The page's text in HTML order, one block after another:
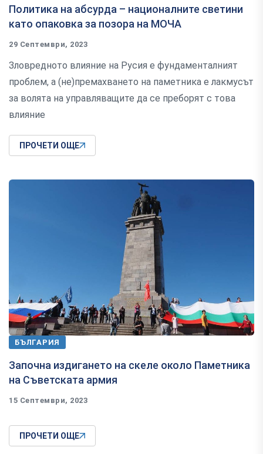
Политика на абсурда – националните светини
като опаковка за позора на МОЧА
29 Септември, 2023
Зловредното влияние на Русия е фундаменталният
проблем, а (не)премахването на паметника е лакмусът
за волята на управляващите да се преборят с това
влияние
ПРОЧЕТИ ОЩЕ
БЪЛГАРИЯ
Започна издигането на скеле около Паметника
на Съветската армия
15 Септември, 2023
ПРОЧЕТИ ОЩЕ